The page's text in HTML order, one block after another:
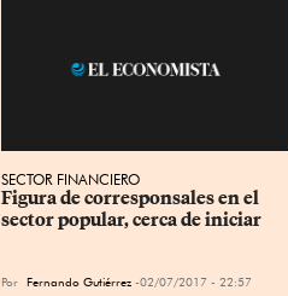
SECTOR FINANCIERO
Figura de corresponsales en el
sector popular, cerca de iniciar
Por Fernando Gutiérrez 02/07/2017 - 22:57